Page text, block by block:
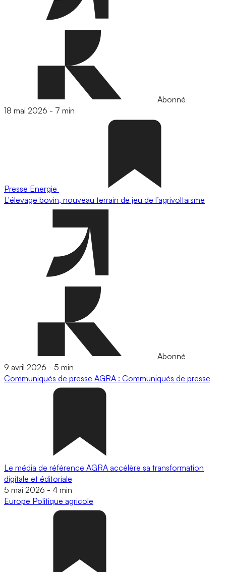
Abonné
18 mai 2026 - 7 min
Presse Energie
L'élevage bovin, nouveau terrain de jeu de l’agrivoltaïsme
Abonné
9 avril 2026 - 5 min
Communiqués de presse AGRA : Communiqués de presse
Le média de référence AGRA accélère sa transformation
digitale et éditoriale
5 mai 2026 - 4 min
Europe Politique agricole